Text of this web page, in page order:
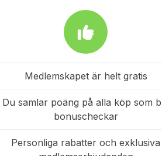
Medlemskapet är helt gratis
Du samlar poäng på alla köp som
bonuscheckar
Personliga rabatter och exklusiva